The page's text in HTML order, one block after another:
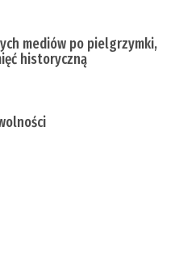
mediów po pielgrzymki,
historyczną